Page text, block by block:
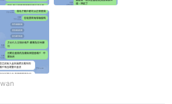
na nagbibigay-daan sa mga trader na
mga piniling mga estratehiya sa pag-
at kakayahang mag-adjust.
platform ang one-click trading, na
at epektibong pag-exec ng mga
limitasyon at pang-araw-araw na
pumunta ako sa customer service para h
US dollars mula sa ibang account.
maglipat ng 20,000 US dollars,
matagumpay na pag-withdraw ng
nagpatuloy ako sa pamumuhuna
pera na humigit-kumulang NT$700,00
Abril 25, iminungkahi kong mag-with
sinabi sa akin ng platform n